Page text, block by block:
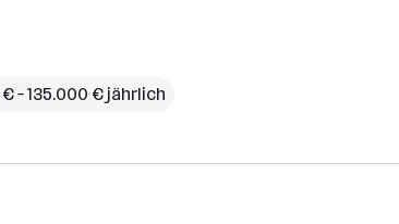
– 135.000 € jährlich